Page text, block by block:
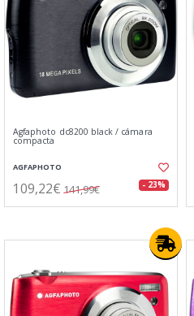
Agfaphoto dc8200 black / cámara
compacta
AGFAPHOTO
109,22€ 141,99€ - 23%